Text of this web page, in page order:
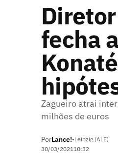
fecha
Zagueiro atrai
milhões de euros
PorLance!•Leipzig (ALE)
30/03/202110:32